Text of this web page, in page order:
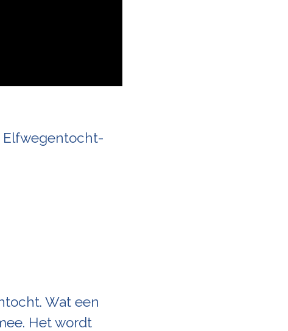
Elfwegentocht-
Wat een
Het wordt